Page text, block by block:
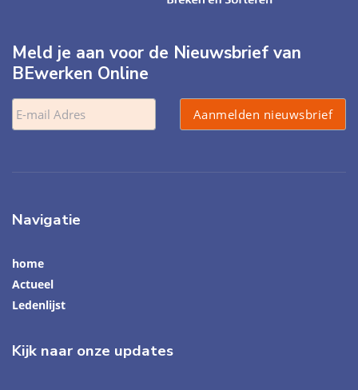
Meld je aan voor de Nieuwsbrief van
BEwerken Online
Navigatie
home
Actueel
Ledenlijst
Kijk naar onze updates